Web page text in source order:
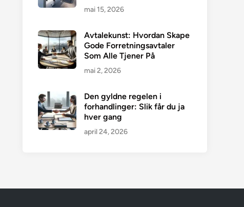
mai 15, 2026
Avtalekunst: Hvordan Skape
Gode Forretningsavtaler
Som Alle Tjener På
mai 2, 2026
Den gyldne regelen i
forhandlinger: Slik får du ja
hver gang
april 24, 2026